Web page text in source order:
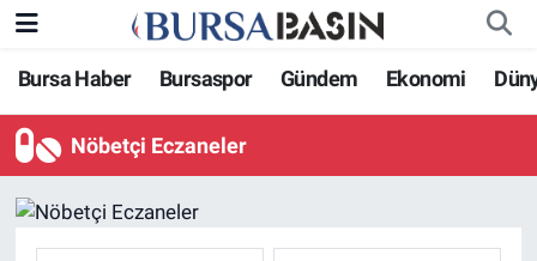
Bursa Haber Bursaspor Gündem Ekonomi
Nöbetçi Eczaneler
Bursa Haber
Genel
Politika
Bursa Nöbetçi Eczaneler
Bursa Hava Durumu
Bursa Namaz Vakitleri